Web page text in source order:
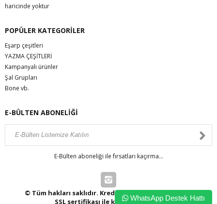
haricinde yoktur
POPÜLER KATEGORİLER
Eşarp çeşitleri
YAZMA ÇEŞİTLERİ
Kampanyalı ürünler
Şal Grupları
Bone vb.
E-BÜLTEN ABONELİĞİ
E-Bülten aboneliği ile fırsatları kaçırma...
© Tüm hakları saklıdır. Kredi kartı bilgileriniz 256bit
SSL sertifikası ile korunmaktadır.WhatsApp Destek Hattı